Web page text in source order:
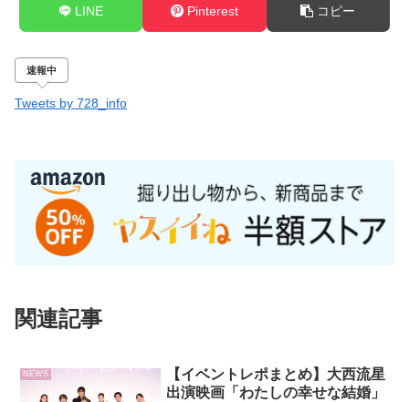
LINE Pinterest コピー
速報中
Tweets by 728_info
関連記事
NEWS
【イベントレポまとめ】大西流星
出演映画「わたしの幸せな結婚」